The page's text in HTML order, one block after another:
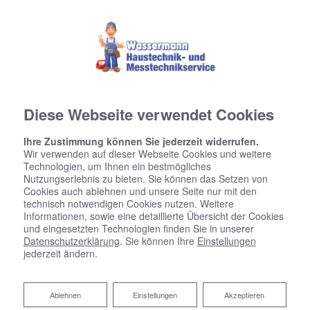
Diese Webseite verwendet Cookies
Ihre Zustimmung können Sie jederzeit widerrufen.
Wir verwenden auf dieser Webseite Cookies und weitere
Technologien, um Ihnen ein bestmögliches
Nutzungserlebnis zu bieten. Sie können das Setzen von
Cookies auch ablehnen und unsere Seite nur mit den
technisch notwendigen Cookies nutzen. Weitere
Informationen, sowie eine detaillierte Übersicht der Cookies
und eingesetzten Technologien finden Sie in unserer
Datenschutzerklärung. Sie können Ihre Einstellungen
jederzeit ändern.
Akzeptieren
Einstellungen
Ablehnen
Ablehnen